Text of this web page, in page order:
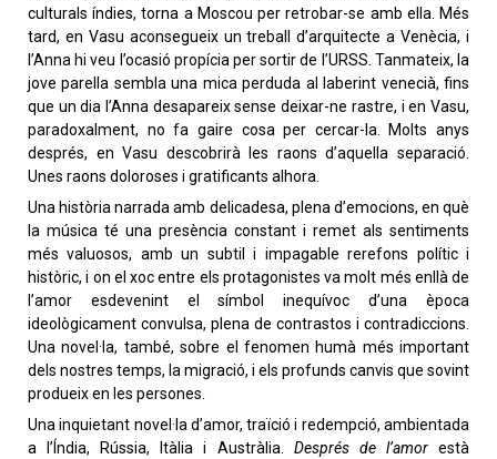
culturals índies, torna a Moscou per retrobar-se amb ella. Més
tard, en Vasu aconsegueix un treball d’arquitecte a Venècia, i
l’Anna hi veu l’ocasió propícia per sortir de l’URSS. Tanmateix, la
jove parella sembla una mica perduda al laberint venecià, fins
que un dia l’Anna desapareix sense deixar-ne rastre, i en Vasu,
paradoxalment, no fa gaire cosa per cercar-la. Molts anys
després, en Vasu descobrirà les raons d’aquella separació.
Unes raons doloroses i gratificants alhora.
Una història narrada amb delicadesa, plena d’emocions, en què
la música té una presència constant i remet als sentiments
més valuosos, amb un subtil i impagable rerefons polític i
històric, i on el xoc entre els protagonistes va molt més enllà de
l’amor esdevenint el símbol inequívoc d’una època
ideològicament convulsa, plena de contrastos i contradiccions.
Una novel·la, també, sobre el fenomen humà més important
dels nostres temps, la migració, i els profunds canvis que sovint
produeix en les persones.
Una inquietant novel·la d’amor, traïció i redempció, ambientada
a l’Índia, Rússia, Itàlia i Austràlia.
Després de l’amorestà